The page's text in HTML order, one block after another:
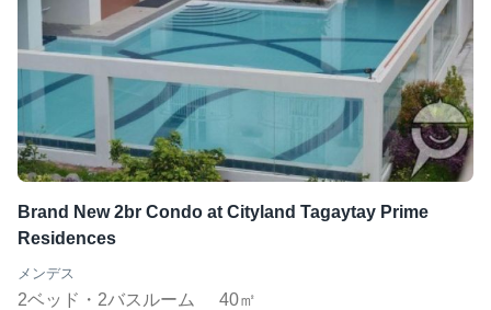
Brand New 2br Condo at Cityland Tagaytay Prime
Residences
メンデス
2ベッド・2バスルーム 40㎡